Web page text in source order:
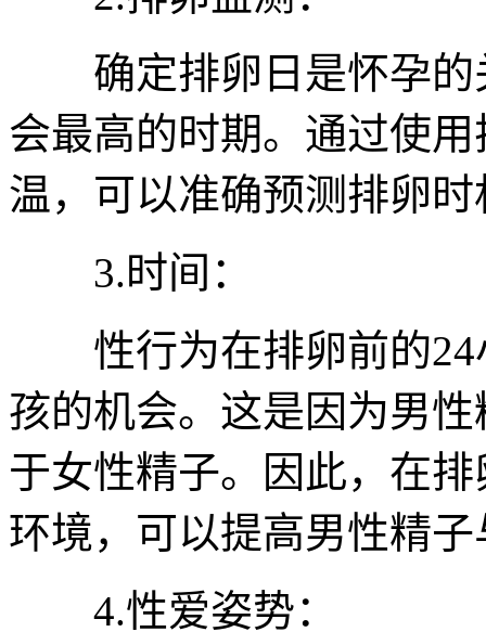
确定排卵日是怀孕的
会最高的时期。通过使
温，可以准确预测排卵时
3.时间：
性行为在排卵前的24
孩的机会。这是因为男
于女性精子。因此，在
环境，可以提高男性精
4.性爱姿势：